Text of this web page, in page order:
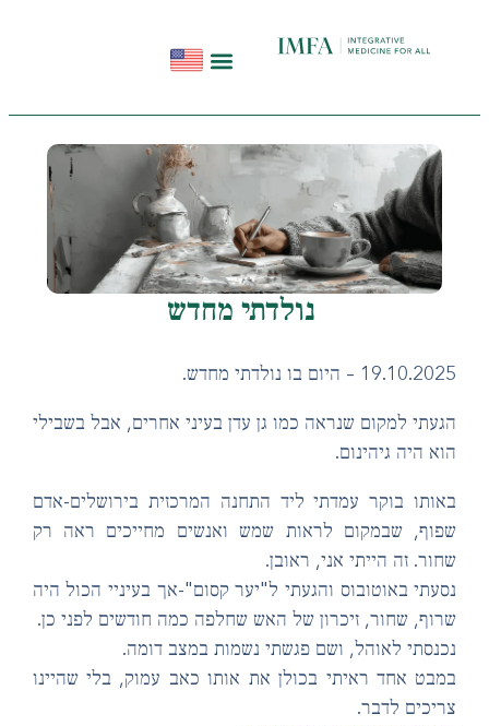
נולדתי מחדש
– היום בו נולדתי מחדש.
למקום שנראה כמו גן עדן בעיני אחרים, אבל בשבילי
היה גיהינום.
בוקר עמדתי ליד התחנה המרכזית בירושלים-אדם
שבמקום לראות שמש ואנשים מחייכים ראה רק
זה הייתי אני, ראובן.
באוטובוס והגעתי ל"יער קסום"-אך בעיניי הכול היה
שחור, זיכרון של האש שחלפה כמה חודשים לפני כן.
לאוהל, ושם פגשתי נשמות במצב דומה.
אחד ראיתי בכולן את אותו כאב עמוק, בלי שהיינו
לדבר.